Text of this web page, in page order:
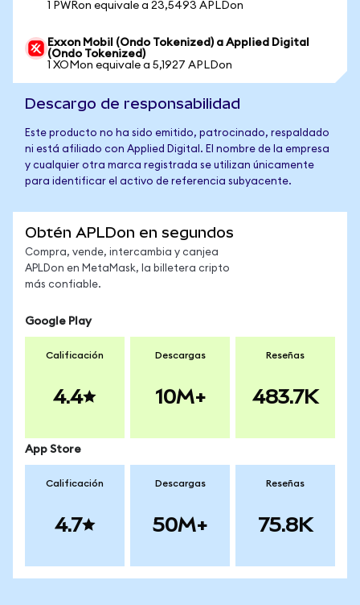
1 PWRon equivale a 23,5493 APLDon
Exxon Mobil (Ondo Tokenized) a Applied Digital
(Ondo Tokenized)
1 XOMon equivale a 5,1927 APLDon
Descargo de responsabilidad
Este producto no ha sido emitido, patrocinado, respaldado
ni está afiliado con Applied Digital. El nombre de la empresa
y cualquier otra marca registrada se utilizan únicamente
para identificar el activo de referencia subyacente.
Obtén APLDon en segundos
Compra, vende, intercambia y canjea
APLDon en MetaMask, la billetera cripto
más confiable.
Google Play
Calificación
4.4
Descargas
10M+
Reseñas
483.7K
App Store
Calificación
4.7
Descargas
50M+
Reseñas
75.8K